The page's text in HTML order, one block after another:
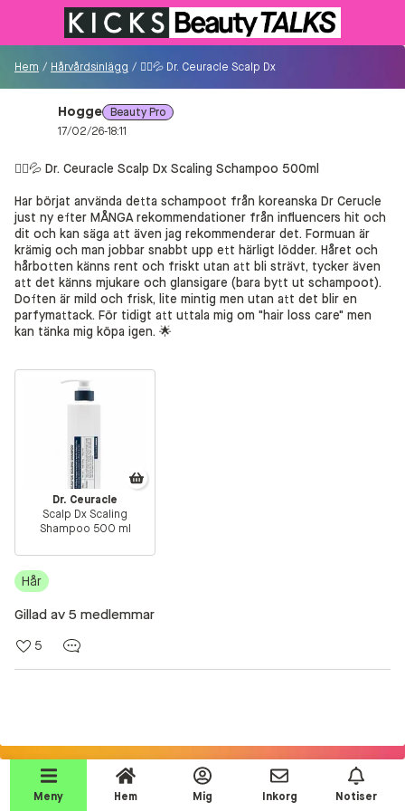
Till KICKS.se
Besökare
Logga in/Registrera
Sök i communityt...
👋Är du ny på Communityt? Såhär kommer du
igång!
Alla inlägg
Beauty Chatroom
Beauty Kits
Help a shopper!
Beauty Tester reviews
Join the event!
Makeup
Hem / Hårvårdsinlägg / 🧖‍♀️💦 Dr. Ceuracle Scalp Dx Scaling Schampoo
Hogge Beauty Pro
17/02/26-18:11
🧖‍♀️💦 Dr. Ceuracle Scalp Dx Scaling Schampoo 500ml
Har börjat använda detta schampoot från koreanska Dr Cerucle
just ny efter MÅNGA rekommendationer från influencers hit och
dit och kan säga att även jag rekommenderar det. Formuan är
krämig och man jobbar snabbt upp ett härligt lödder. Håret och
hårbotten känns rent och friskt utan att bli strävt, tycker även
att det känns mjukare och glansigare (bara bytt ut schampoot).
Doften är mild och frisk, lite mintig men utan att det blir en
parfymattack. För tidigt att uttala mig om "hair loss care" men
kan tänka mig köpa igen. 🌟
Dr. Ceuracle
Scalp Dx Scaling
Shampoo 500 ml
Hår
Gillad av 5 medlemmar
5
Meny Hem Mig Inkorg Notiser